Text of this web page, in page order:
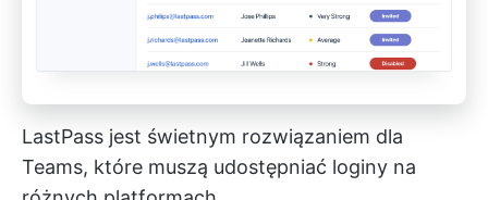
LastPass jest świetnym rozwiązaniem dla
Teams, które muszą udostępniać loginy na